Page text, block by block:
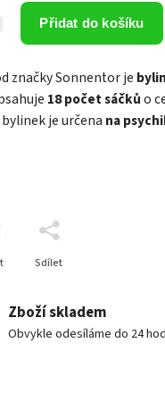
Přidat do košíku
značky Sonnentor je
18 počet sáčkůo
je určena na
Sdílet
Zboží skladem
Obvykle odesíláme do 24